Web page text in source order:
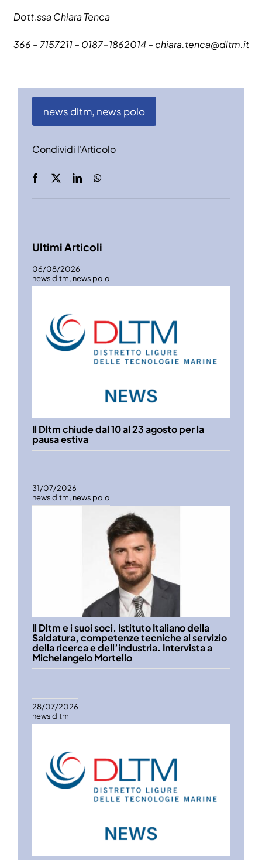
Dott.ssa Chiara Tenca
366 – 7157211 – 0187-1862014 – chiara.tenca@dltm.it
news dltm, news polo
Condividi l'Articolo
Ultimi Articoli
06/08/2026
news dltm, news polo
Il Dltm chiude dal 10 al 23 agosto per la
pausa estiva
31/07/2026
news dltm, news polo
Il Dltm e i suoi soci. Istituto Italiano della
Saldatura, competenze tecniche al servizio
della ricerca e dell’industria. Intervista a
Michelangelo Mortello
28/07/2026
news dltm